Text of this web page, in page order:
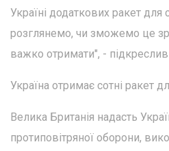
Україні додаткових ракет
розглянемо, чи зможемо це
важко отримати", - підкреслив
Україна отримає сотні ракет
Велика Британія надасть
протиповітряної оборони,